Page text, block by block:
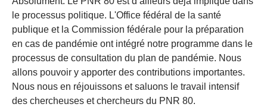
le processus politique. L'Office fédéral de la santé
publique et la Commission fédérale pour la préparation
en cas de pandémie ont intégré notre programme dans le
processus de consultation du plan de pandémie. Nous
allons pouvoir y apporter des contributions importantes.
Nous nous en réjouissons et saluons le travail intensif
des chercheuses et chercheurs du PNR 80.